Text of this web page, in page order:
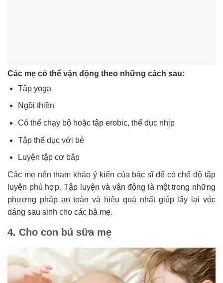
Các mẹ có thể vận động theo những cách sau:
Tập yoga
Ngồi thiền
Có thể chạy bộ hoặc tập erobic, thể dục nhịp
Tập thể dục với bé
Luyện tập cơ bắp
Các mẹ nên tham khảo ý kiến của bác sĩ để có chế độ tập
luyện phù hợp. Tập luyện và vận động là một trong những
phương pháp an toàn và hiệu quả nhất giúp lấy lại vóc
dáng sau sinh cho các bà mẹ.
4. Cho con bú sữa mẹ